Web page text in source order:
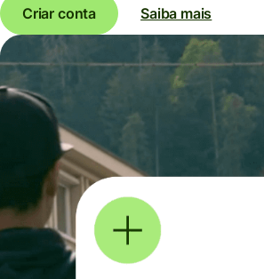
Criar conta
Saiba mais